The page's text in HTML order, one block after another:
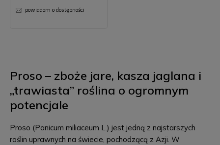
powiadom o dostępności
Proso – zboże jare, kasza jaglana i
„trawiasta” roślina o ogromnym
potencjale
Proso (Panicum miliaceum L.) jest jedną z najstarszych
roślin uprawnych na świecie, pochodzącą z Azji. W